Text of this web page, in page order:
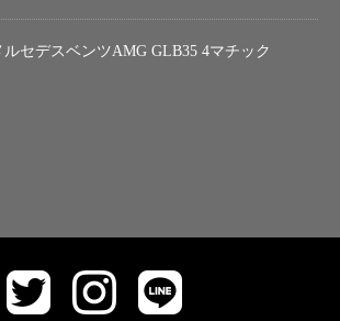
セデスベンツAMG GLB35 4マチック